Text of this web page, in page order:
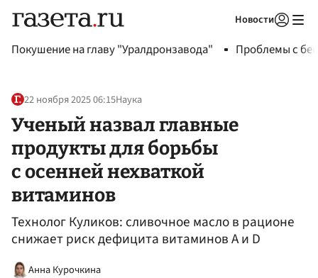
Новости
Покушение на главу "Уралдронзавода" Проблемы с
22 ноября 2025 06:15Наука
Ученый назвал главные
продукты для борьбы
с осенней нехваткой
витаминов
Технолог Куликов: сливочное масло в рационе
снижает риск дефицита витаминов А и D
Анна Курочкина